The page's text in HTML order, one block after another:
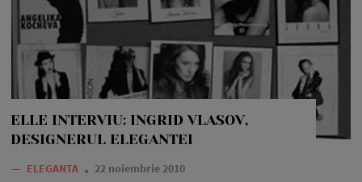
ELLE INTERVIU: INGRID VLASOV,
DESIGNERUL ELEGANTEI
— ELEGANTA 22 noiembrie 2010